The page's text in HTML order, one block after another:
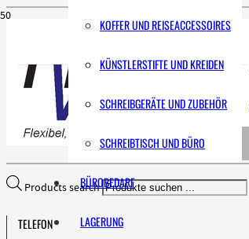
KOFFER UND REISEACCESSOIRES
KÜNSTLERSTIFTE UND KREIDEN
SCHREIBGERÄTE UND ZUBEHÖR
SCHREIBTISCH UND BÜRO
BÜROBEDARF
LAGERUNG
Products search
TELEFON